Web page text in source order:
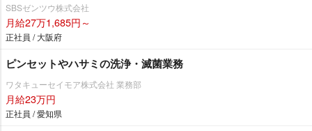
SBSゼンツウ株式会社
月給27万1,685円～
正社員 / 大阪府
ピンセットやハサミの洗浄・滅菌業務
ワタキューセイモア株式会社 業務部
月給23万円
正社員 / 愛知県